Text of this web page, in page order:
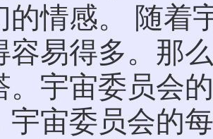
的情感。 随着
容易得多。那
。宇宙委员会
宇宙委员会的